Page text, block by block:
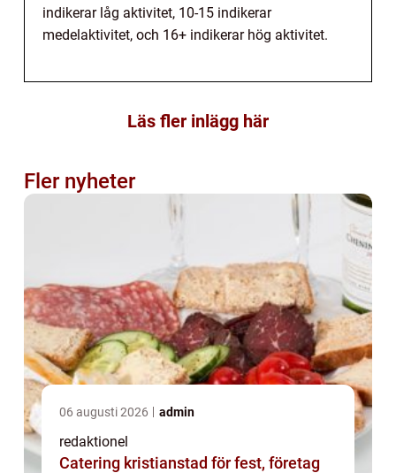
indikerar låg aktivitet, 10-15 indikerar
medelaktivitet, och 16+ indikerar hög aktivitet.
Läs fler inlägg här
Fler nyheter
06 augusti 2026 admin
redaktionel
Catering kristianstad för fest, företag